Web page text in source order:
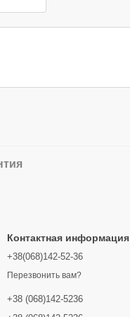
Контактная информация
+38(068)142-52-36
Перезвонить вам?
+38 (068)142-5236